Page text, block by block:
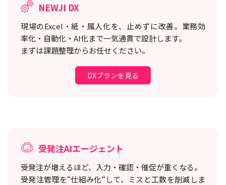
NEWJI DX
現場のExcel・紙・属人化を、止めずに改善。 業務効
率化・自動化・AI化まで一気通貫で設計します。
まずは課題整理からお任せください。
DXプランを見る
受発注AIエージェント
受発注が増えるほど、入力・確認・催促が重くなる。
受発注管理を“仕組み化“して、ミスと工数を削減しま